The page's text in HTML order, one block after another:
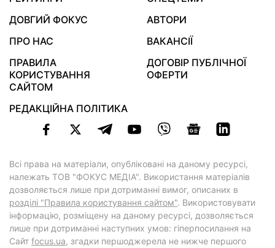
ДОВГИЙ ФОКУС
АВТОРИ
ПРО НАС
ВАКАНСІЇ
ПРАВИЛА
КОРИСТУВАННЯ
САЙТОМ
ДОГОВІР ПУБЛІЧНОЇ
ОФЕРТИ
РЕДАКЦІЙНА ПОЛІТИКА
Всі права на матеріали, опубліковані на даному ресурсі,
належать ТОВ "ФОКУС МЕДІА". Використання матеріалів
дозволяється лише при дотриманні вимог, описаних в
розділі "Правила користування сайтом". Використовувати
інформацію, розміщену на даному ресурсі, дозволяється
лише при дотриманні наступних умов: гіперпосилання на
Cайт focus.ua, згадки першоджерела не нижче першого